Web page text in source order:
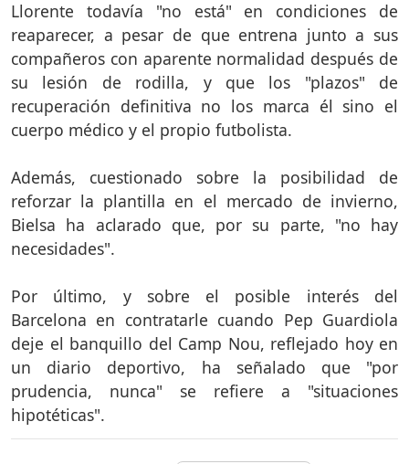
Llorente todavía "no está" en condiciones de
reaparecer, a pesar de que entrena junto a sus
compañeros con aparente normalidad después de
su lesión de rodilla, y que los "plazos" de
recuperación definitiva no los marca él sino el
cuerpo médico y el propio futbolista.
Además, cuestionado sobre la posibilidad de
reforzar la plantilla en el mercado de invierno,
Bielsa ha aclarado que, por su parte, "no hay
necesidades".
Por último, y sobre el posible interés del
Barcelona en contratarle cuando Pep Guardiola
deje el banquillo del Camp Nou, reflejado hoy en
un diario deportivo, ha señalado que "por
prudencia, nunca" se refiere a "situaciones
hipotéticas".